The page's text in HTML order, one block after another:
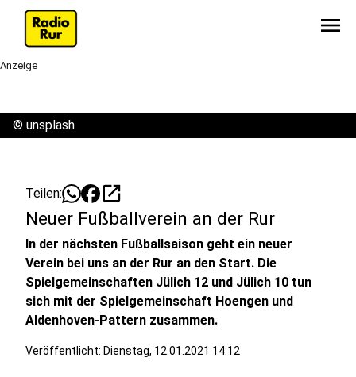
menu
Anzeige
© unsplash
Teilen: open_in_new
Neuer Fußballverein an der Rur
In der nächsten Fußballsaison geht ein neuer
Verein bei uns an der Rur an den Start. Die
Spielgemeinschaften Jülich 12 und Jülich 10 tun
sich mit der Spielgemeinschaft Hoengen und
Aldenhoven-Pattern zusammen.
Veröffentlicht: Dienstag, 12.01.2021 14:12